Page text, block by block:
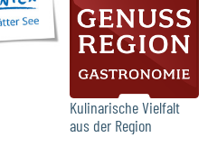
Kulinarische Vielfalt
aus der Region